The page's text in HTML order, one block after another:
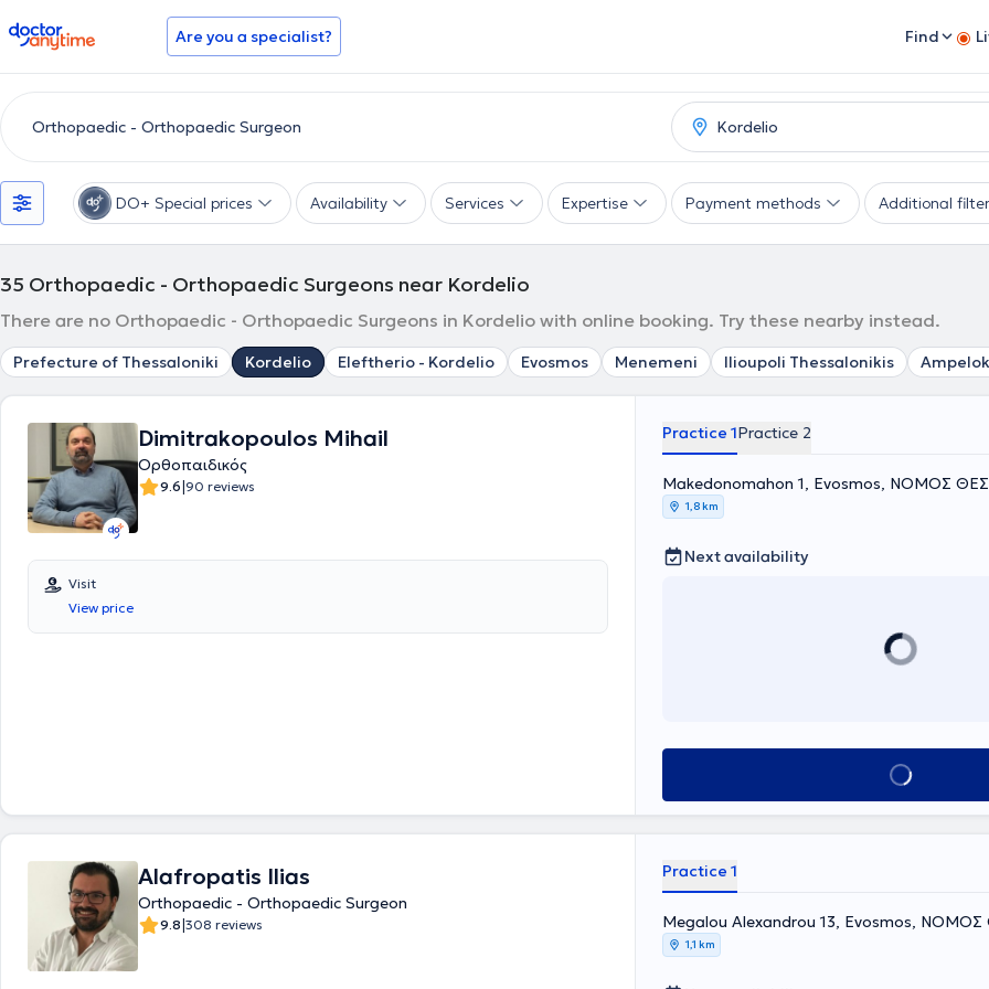
doctoranytime Are you a specialist? Find
DO+ Special prices Availability Services Expertise Payment methods Additional
35 Orthopaedic - Orthopaedic Surgeons near Kordelio
There are no Orthopaedic - Orthopaedic Surgeons in Kordelio with online booking. Try these nearby instead.
Prefecture of Thessaloniki Kordelio Eleftherio - Kordelio Evosmos Menemeni Ilioupoli Thessalonikis
Dimitrakopoulos Mihail
Ορθοπαιδικός
9.6|90 reviews
Visit
View price
Practice 1Practice 2
Makedonomahon 1, Evosmos, ΝΟΜΟΣ
1,8 km
Next availability
Book appointment
Alafropatis Ilias
Orthopaedic - Orthopaedic Surgeon
9.8|308 reviews
Practice 1
Megalou Alexandrou 13, Evosmos,
1,1 km